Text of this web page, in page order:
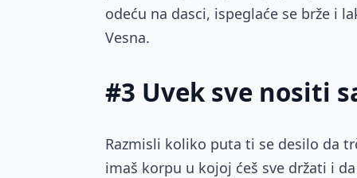
odeću na dasci, ispeglaće se brže i
Vesna.
#3 Uvek sve nositi
Razmisli koliko puta ti se desilo da
imaš korpu u kojoj ćeš sve držati i